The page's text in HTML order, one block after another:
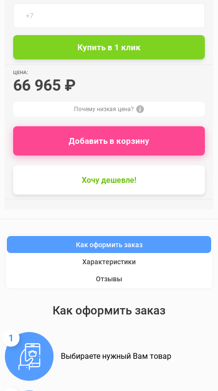
ЦЕНА:
66 965 ₽
Почему низкая цена?
Хочу дешевле!
Добавить в корзину
Как оформить заказ
Характеристики
Отзывы
Как оформить заказ
1
Выбираете нужный Вам товар